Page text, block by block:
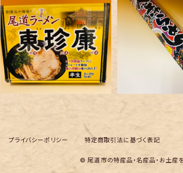
東珍康尾道ラーメン３食入
（半生）
¥1,200
尾道ベッチャー
入（乾麺
プライバシーポリシー 特定商取引法に基づく表記
© 尾道市の特産品・名産品・お土産